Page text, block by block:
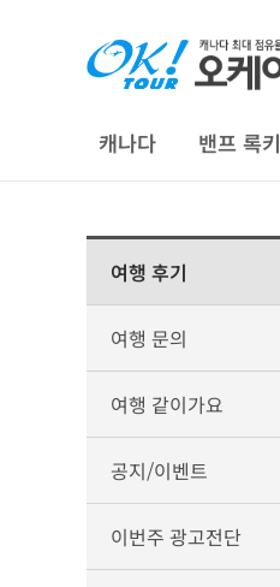
캐나다 밴프 록키
여행 후기
여행 문의
여행 같이가요
공지/이벤트
이번주 광고전단